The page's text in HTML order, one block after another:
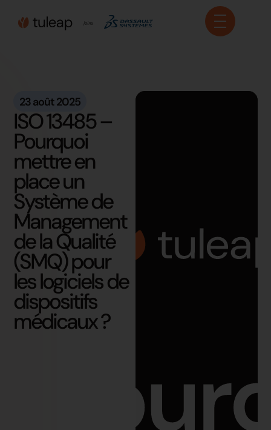
23 août 2025
ISO 13485 –
Pourquoi
mettre en
place un
Système de
Management
de la Qualité
(SMQ) pour
les logiciels de
dispositifs
médicaux ?